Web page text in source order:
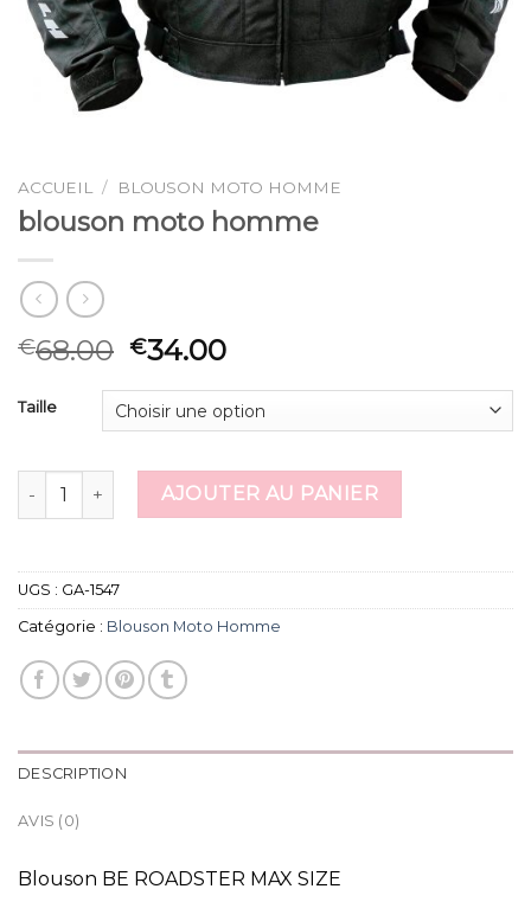
ACCUEIL / BLOUSON MOTO HOMME
blouson moto homme
€68.00 €34.00
Taille
quantité de blouson moto homme
AJOUTER AU PANIER
UGS : GA-1547
Catégorie : Blouson Moto Homme
DESCRIPTION
AVIS (0)
Blouson BE ROADSTER MAX SIZE